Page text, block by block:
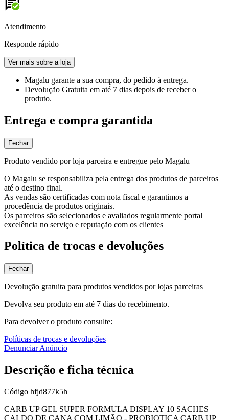
Atendimento
Responde rápido
Ver mais sobre a loja
Magalu garante a sua compra, do pedido à entrega.
Devolução Gratuita em até 7 dias depois de receber o
produto.
Entrega e compra garantida
Fechar
Produto vendido por loja parceira e entregue pelo Magalu
O Magalu se responsabiliza pela entrega dos produtos de parceiros
até o destino final.
As vendas são certificadas com nota fiscal e garantimos a
procedência de produtos originais.
Os parceiros são selecionados e avaliados regularmente portal
excelência no serviço e reputação com os clientes
Política de trocas e devoluções
Fechar
Devolução gratuita para produtos vendidos por lojas parceiras
Devolva seu produto em até 7 dias do recebimento.
Para devolver o produto consulte:
Políticas de trocas e devoluções
Denunciar Anúncio
Descrição e ficha técnica
Código hfjd877k5h
CARB UP GEL SUPER FORMULA DISPLAY 10 SACHES